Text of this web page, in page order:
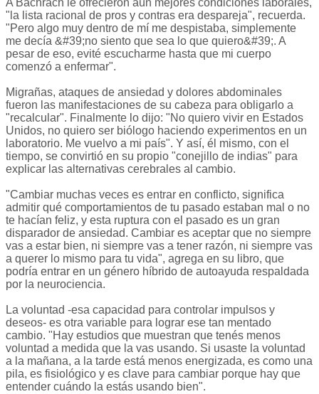
A Bachrach le ofrecieron aún mejores condiciones laborales,
"la lista racional de pros y contras era despareja", recuerda.
"Pero algo muy dentro de mí me despistaba, simplemente
me decía &#39;no siento que sea lo que quiero&#39;. A
pesar de eso, evité escucharme hasta que mi cuerpo
comenzó a enfermar".
Migrañas, ataques de ansiedad y dolores abdominales
fueron las manifestaciones de su cabeza para obligarlo a
"recalcular". Finalmente lo dijo: "No quiero vivir en Estados
Unidos, no quiero ser biólogo haciendo experimentos en un
laboratorio. Me vuelvo a mi país". Y así, él mismo, con el
tiempo, se convirtió en su propio "conejillo de indias" para
explicar las alternativas cerebrales al cambio.
"Cambiar muchas veces es entrar en conflicto, significa
admitir qué comportamientos de tu pasado estaban mal o no
te hacían feliz, y esta ruptura con el pasado es un gran
disparador de ansiedad. Cambiar es aceptar que no siempre
vas a estar bien, ni siempre vas a tener razón, ni siempre vas
a querer lo mismo para tu vida", agrega en su libro, que
podría entrar en un género híbrido de autoayuda respaldada
por la neurociencia.
La voluntad -esa capacidad para controlar impulsos y
deseos- es otra variable para lograr ese tan mentado
cambio. "Hay estudios que muestran que tenés menos
voluntad a medida que la vas usando. Si usaste la voluntad
a la mañana, a la tarde está menos energizada, es como una
pila, es fisiológico y es clave para cambiar porque hay que
entender cuándo la estás usando bien".